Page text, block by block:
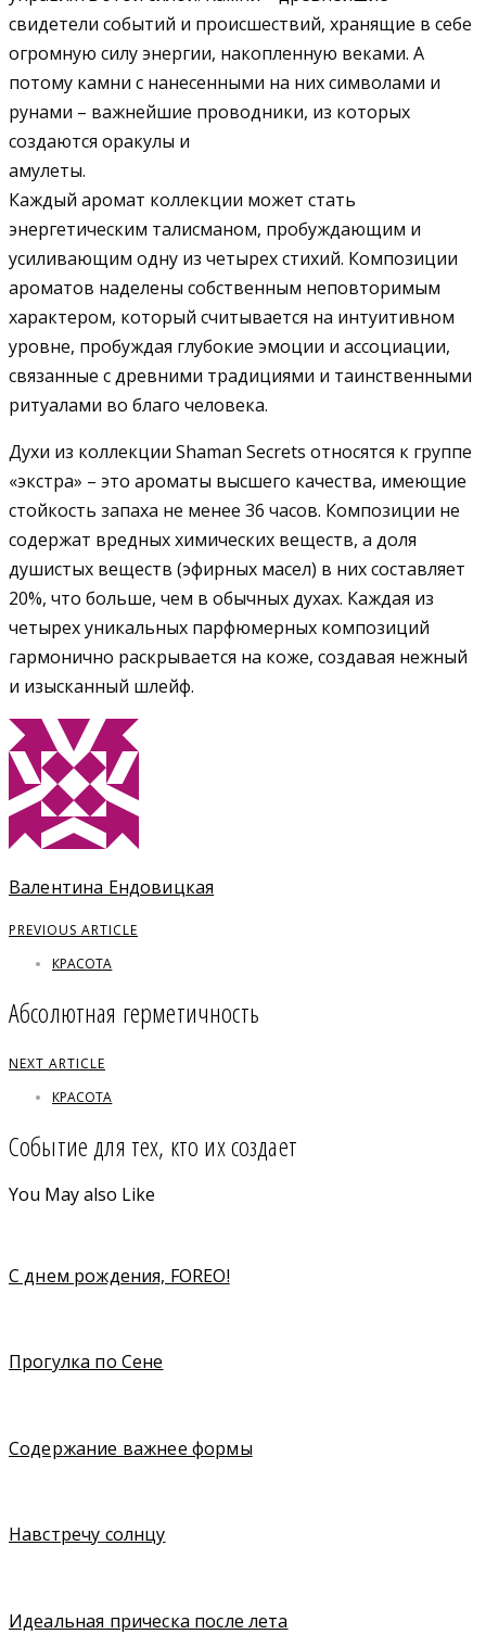
свидетели событий и происшествий, хранящие в себе
огромную силу энергии, накопленную веками. А
потому камни с нанесенными на них символами и
рунами – важнейшие проводники, из которых
создаются оракулы и
амулеты.
Каждый аромат коллекции может стать
энергетическим талисманом, пробуждающим и
усиливающим одну из четырех стихий. Композиции
ароматов наделены собственным неповторимым
характером, который считывается на интуитивном
уровне, пробуждая глубокие эмоции и ассоциации,
связанные с древними традициями и таинственными
ритуалами во благо человека.
Духи из коллекции Shaman Secrets относятся к группе
«экстра» – это ароматы высшего качества, имеющие
стойкость запаха не менее 36 часов. Композиции не
содержат вредных химических веществ, а доля
душистых веществ (эфирных масел) в них составляет
20%, что больше, чем в обычных духах. Каждая из
четырех уникальных парфюмерных композиций
гармонично раскрывается на коже, создавая нежный
и изысканный шлейф.
Валентина Ендовицкая
PREVIOUS ARTICLE
КРАСОТА
Абсолютная герметичность
NEXT ARTICLE
КРАСОТА
Событие для тех, кто их создает
You May also Like
С днем рождения, FOREO!
Прогулка по Сене
Содержание важнее формы
Навстречу солнцу
Идеальная прическа после лета